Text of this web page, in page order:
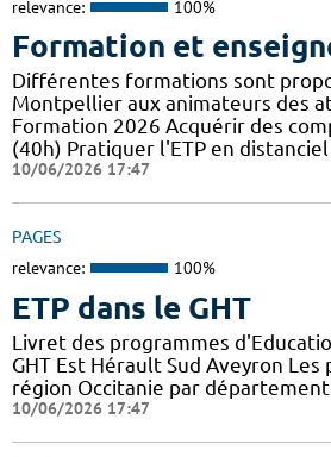
relevance: 100%
Formation et
Différentes formations sont
Montpellier aux animateurs des
Formation 2026 Acquérir des
(40h) Pratiquer l'ETP en
10/06/2026 17:47
PAGES
relevance: 100%
ETP dans le GHT
Livret des programmes
GHT Est Hérault Sud Aveyron
région Occitanie par
10/06/2026 17:47